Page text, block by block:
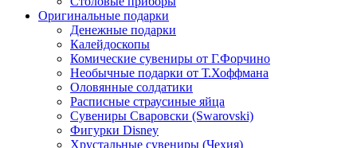
Оригинальные подарки
Денежные подарки
Калейдоскопы
Комические сувениры от Г.Форчино
Необычные подарки от Т.Хоффмана
Оловянные солдатики
Расписные страусиные яйца
Сувениры Сваровски (Swarovski)
Фигурки Disney
Хрустальные сувениры (Чехия)